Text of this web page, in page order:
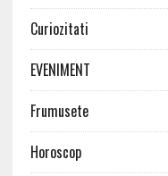
Curiozitati
EVENIMENT
Frumusete
Horoscop